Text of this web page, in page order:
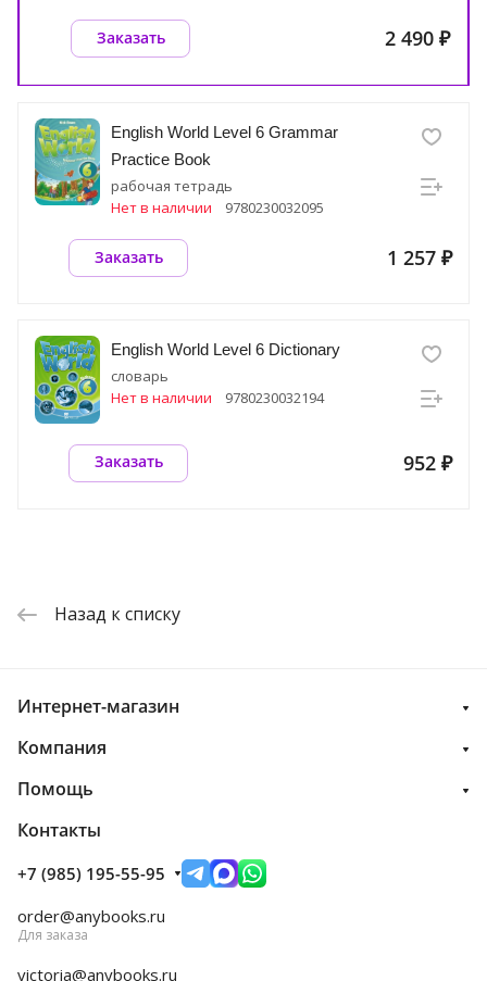
2 490 ₽
Заказать
English World Level 6 Grammar
Practice Book
рабочая тетрадь
Нет в наличии
9780230032095
1 257 ₽
Заказать
English World Level 6 Dictionary
словарь
Нет в наличии
9780230032194
952 ₽
Заказать
Назад к списку
Интернет-магазин
Компания
Помощь
Контакты
+7 (985) 195-55-95
order@anybooks.ru
Для заказа
victoria@anybooks.ru